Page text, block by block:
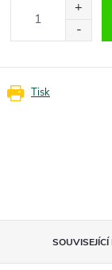
Tisk